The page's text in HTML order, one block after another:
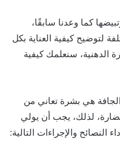
كما وعدنا سابقًا،
لتوضيح كيفية العناية بكل
الدهنية، سنعلمك كيفية
هي بشرة تعاني من
لذلك، يجب أن يولي
النصائح والإجراءات التالية: